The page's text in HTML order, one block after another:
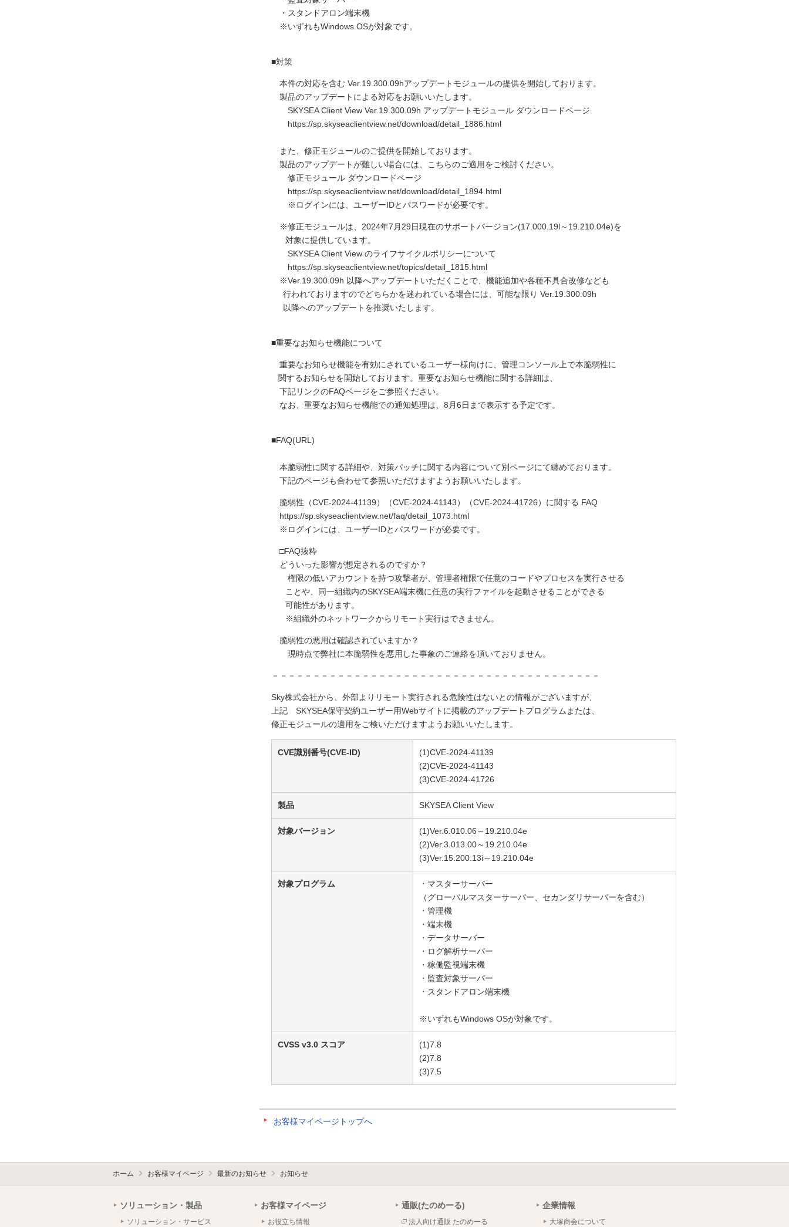
・スタンドアロン端末機
※いずれもWindows OSが対象です。
■対策
本件の対応を含む Ver.19.300.09hアップデートモジュールの提供を開始しております。
製品のアップデートによる対応をお願いいたします。
SKYSEA Client View Ver.19.300.09h アップデートモジュール ダウンロードページ
https://sp.skyseaclientview.net/download/detail_1886.html
また、修正モジュールのご提供を開始しております。
製品のアップデートが難しい場合には、こちらのご適用をご検討ください。
修正モジュール ダウンロードページ
https://sp.skyseaclientview.net/download/detail_1894.html
※ログインには、ユーザーIDとパスワードが必要です。
※修正モジュールは、2024年7月29日現在のサポートバージョン(17.000.19l～19.210.04e)を
対象に提供しています。
SKYSEA Client View のライフサイクルポリシーについて
https://sp.skyseaclientview.net/topics/detail_1815.html
※Ver.19.300.09h 以降へアップデートいただくことで、機能追加や各種不具合改修なども
行われておりますのでどちらかを迷われている場合には、可能な限り Ver.19.300.09h
以降へのアップデートを推奨いたします。
■重要なお知らせ機能について
重要なお知らせ機能を有効にされているユーザー様向けに、管理コンソール上で本脆弱性に
関するお知らせを開始しております。重要なお知らせ機能に関する詳細は、
下記リンクのFAQページをご参照ください。
なお、重要なお知らせ機能での通知処理は、8月6日まで表示する予定です。
■FAQ(URL)
本脆弱性に関する詳細や、対策パッチに関する内容について別ページにて纏めております。
下記のページも合わせて参照いただけますようお願いいたします。
脆弱性（CVE-2024-41139）（CVE-2024-41143）（CVE-2024-41726）に関する FAQ
https://sp.skyseaclientview.net/faq/detail_1073.html
※ログインには、ユーザーIDとパスワードが必要です。
□FAQ抜粋
どういった影響が想定されるのですか？
権限の低いアカウントを持つ攻撃者が、管理者権限で任意のコードやプロセスを実行させる
ことや、同一組織内のSKYSEA端末機に任意の実行ファイルを起動させることができる
可能性があります。
※組織外のネットワークからリモート実行はできません。
脆弱性の悪用は確認されていますか？
現時点で弊社に本脆弱性を悪用した事象のご連絡を頂いておりません。
－－－－－－－－－－－－－－－－－－－－－－－－－－－－－－－－－－－－－－－－
Sky株式会社から、外部よりリモート実行される危険性はないとの情報がございますが、
上記 SKYSEA保守契約ユーザー用Webサイトに掲載のアップデートプログラムまたは、
修正モジュールの適用をご検いただけますようお願いいたします。
CVE識別番号(CVE-ID)
(1)CVE-2024-41139
(2)CVE-2024-41143
(3)CVE-2024-41726
製品 SKYSEA Client View
対象バージョン
(1)Ver.6.010.06～19.210.04e
(2)Ver.3.013.00～19.210.04e
(3)Ver.15.200.13i～19.210.04e
対象プログラム
・マスターサーバー
（グローバルマスターサーバー、セカンダリサーバーを含む）
・管理機
・端末機
・データサーバー
・ログ解析サーバー
・稼働監視端末機
・監査対象サーバー
・スタンドアロン端末機
※いずれもWindows OSが対象です。
CVSS v3.0 スコア
(1)7.8
(2)7.8
(3)7.5
お客様マイページトップへ
ホーム お客様マイページ 最新のお知らせ お知らせ
ソリューション・製品
ソリューション・サービス
お客様マイページ
お役立ち情報
通販(たのめーる)
法人向け通販 たのめーる
企業情報
大塚商会について